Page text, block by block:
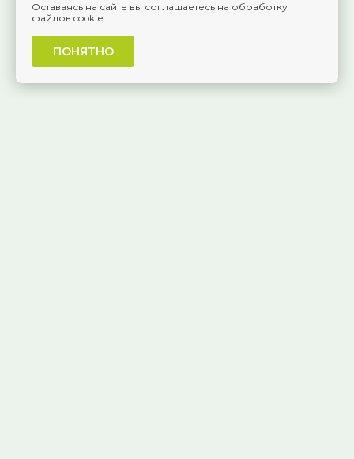
Оставаясь на сайте вы соглашаетесь на обработку
файлов cookie
ПОНЯТНО